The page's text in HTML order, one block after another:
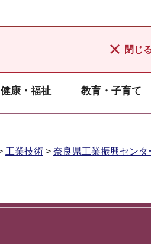
閉じ
健康・福祉 教育・子育て
工業技術 > 奈良県工業振興センタ